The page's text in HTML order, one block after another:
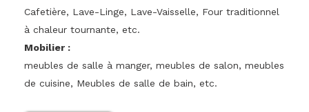
Cafetière, Lave-Linge, Lave-Vaisselle, Four traditionnel
à chaleur tournante, etc.
Mobilier :
meubles de salle à manger, meubles de salon, meubles
de cuisine, Meubles de salle de bain, etc.